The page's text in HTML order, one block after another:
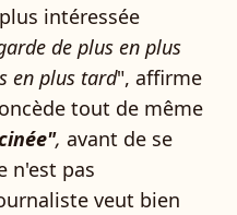
intéressée
de plus en plus
en plus tard", affirme
tout de même
, avant de se
n'est pas
veut bien